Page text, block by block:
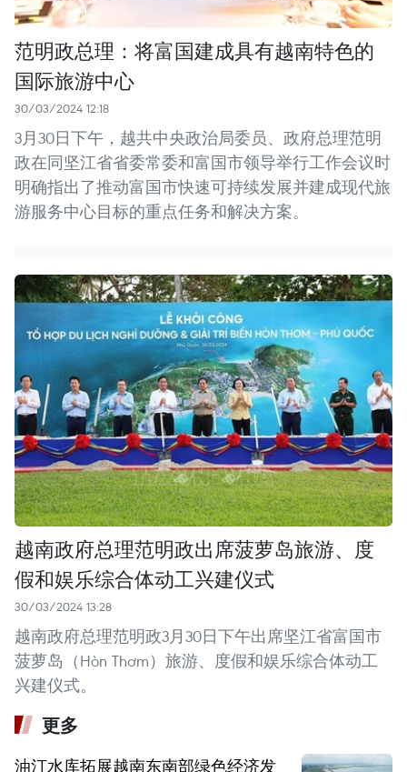
范明政总理：将富国建成具有越南特色的
国际旅游中心
30/03/2024 12:18
3月30日下午，越共中央政治局委员、政府总理范明
政在同坚江省省委常委和富国市领导举行工作会议时
明确指出了推动富国市快速可持续发展并建成现代旅
游服务中心目标的重点任务和解决方案。
越南政府总理范明政出席菠萝岛旅游、度
假和娱乐综合体动工兴建仪式
30/03/2024 13:28
越南政府总理范明政3月30日下午出席坚江省富国市
菠萝岛（Hòn Thơm）旅游、度假和娱乐综合体动工
兴建仪式。
更多
油汀水库拓展越南东南部绿色经济发